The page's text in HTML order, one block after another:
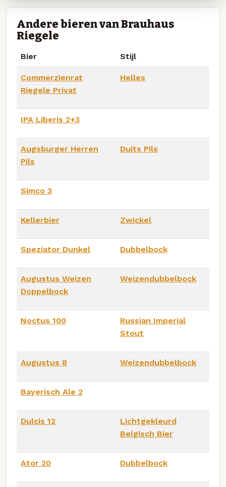
Andere bieren van Brauhaus
Riegele
Bier Stijl
Commerzienrat
Riegele Privat
Helles
IPA Liberis 2+3
Augsburger Herren
Pils
Duits Pils
Simco 3
Kellerbier Zwickel
Speziator Dunkel Dubbelbock
Augustus Weizen
Doppelbock
Weizendubbelbock
Noctus 100
Russian Imperial
Stout
Augustus 8 Weizendubbelbock
Bayerisch Ale 2
Dulcis 12
Lichtgekleurd
Belgisch Bier
Ator 20 Dubbelbock